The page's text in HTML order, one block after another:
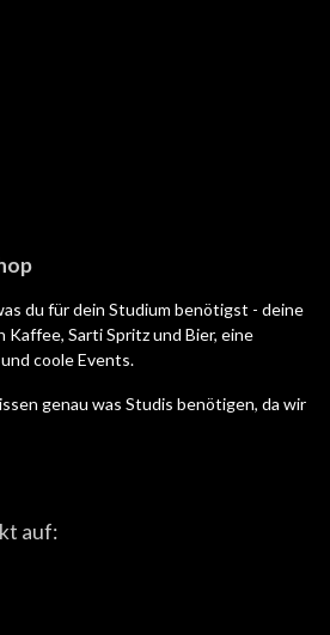
du für dein Studium benötigst - deine
Sarti Spritz und Bier, eine
coole Events.
genau was Studis benötigen, da wir
auf: